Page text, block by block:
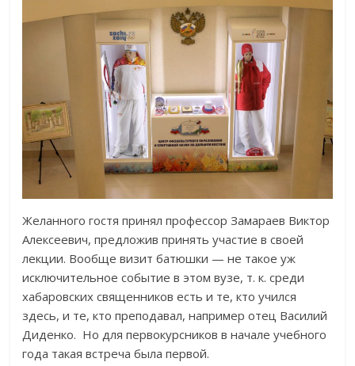
Желанного гостя принял профессор Замараев Виктор
Алексеевич, предложив принять участие в своей
лекции. Вообще визит батюшки — не такое уж
исключительное событие в этом вузе, т. к. среди
хабаровских священников есть и те, кто учился
здесь, и те, кто преподавал, например отец Василий
Диденко. Но для первокурсников в начале учебного
года такая встреча была первой.